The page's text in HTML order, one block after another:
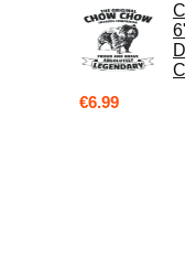
€6.99